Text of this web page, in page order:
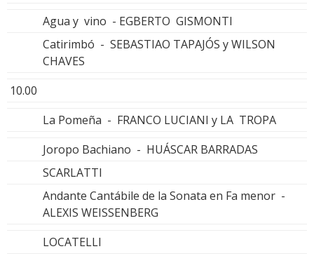
Agua y vino - EGBERTO GISMONTI
Catirimbó - SEBASTIAO TAPAJÓS y WILSON
CHAVES
10.00
La Pomeña - FRANCO LUCIANI y LA TROPA
Joropo Bachiano - HUÁSCAR BARRADAS
SCARLATTI
Andante Cantábile de la Sonata en Fa menor -
ALEXIS WEISSENBERG
LOCATELLI